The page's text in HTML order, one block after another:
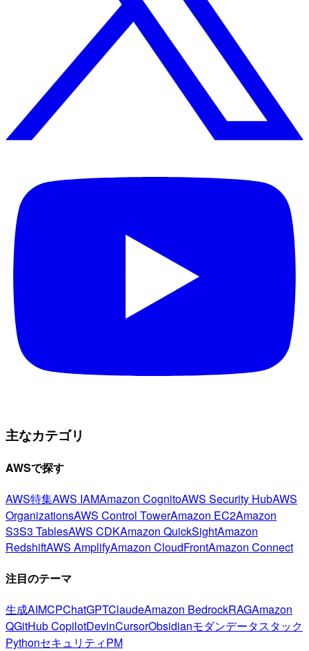
主なカテゴリ
AWSで探す
AWS特集AWS IAMAmazon CognitoAWS Security HubAWS
OrganizationsAWS Control TowerAmazon EC2Amazon
S3S3 TablesAWS CDKAmazon QuickSightAmazon
RedshiftAWS AmplifyAmazon CloudFrontAmazon Connect
注目のテーマ
生成AIMCPChatGPTClaudeAmazon BedrockRAGAmazon
QGitHub CopilotDevinCursorObsidianモダンデータスタック
PythonセキュリティPM